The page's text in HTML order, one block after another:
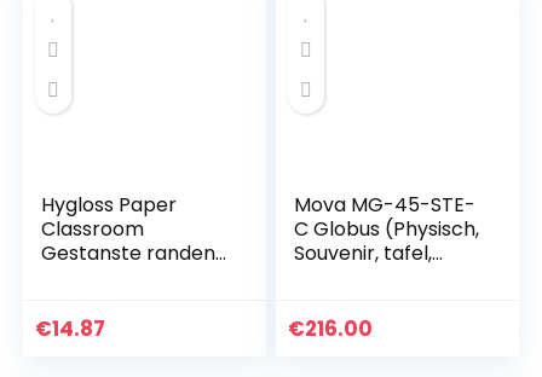
Hygloss Paper
Classroom
Gestanste randen
€14.87
Mova MG-45-STE-
C Globus (Physisch,
Souvenir, tafel,
€216.00